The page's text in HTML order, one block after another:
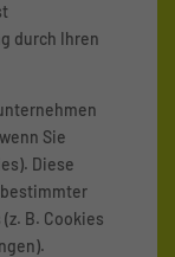
durch Ihren
Sie
Diese
B. Cookies